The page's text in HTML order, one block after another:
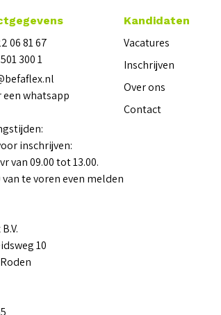
06 81 67
300 1
een whatsapp
inschrijven:
van 09.00 tot 13.00.
van te voren even melden
10
Kandidaten
Vacatures
Inschrijven
Over ons
Contact